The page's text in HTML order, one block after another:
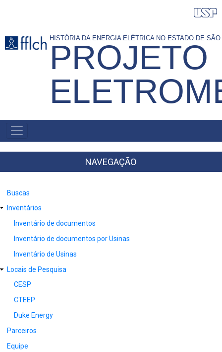
conteúdo
HISTÓRIA DA ENERGIA ELÉTRICA NO ESTADO DE
PROJETO
NAVEGAÇÃO
PRINCIPAL
NAVEGAÇÃO
Buscas
Inventários
Inventário de documentos
Inventário de documentos por Usinas
Inventário de Usinas
Locais de Pesquisa
CESP
CTEEP
Duke Energy
Parceiros
Equipe